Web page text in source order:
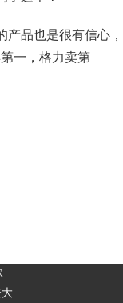
品也是很有信心，
一，格力卖第